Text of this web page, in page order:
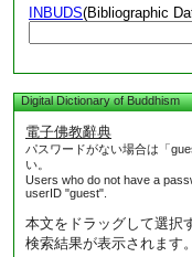
INBUDS(Bibliographic
Digital Dictionary of Buddhism
電子佛教辭典
パスワードがない場合は「
い。
Users who do not have a
userID "guest".
本文をドラッグして選択
検索結果が表示されます。